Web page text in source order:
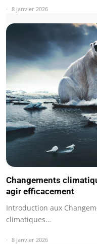
8 janvier 2026
Changements
agir efficacement
Introduction aux
climatiques…
8 janvier 2026